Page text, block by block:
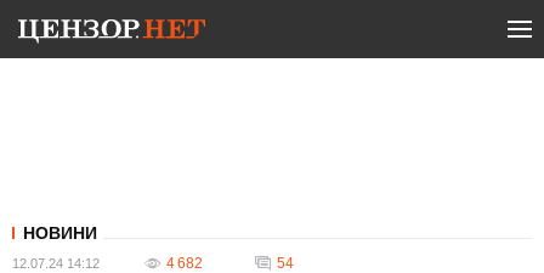
НОВИНИ
12.07.24 14:12 4 682 54